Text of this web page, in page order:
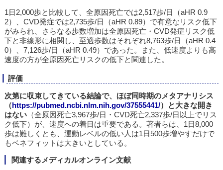
1日2,000歩と比較して、全原因死亡では2,517歩/日（aHR 0.9
2）、CVD発症では2,735歩/日（aHR 0.89）で有意なリスク低下
がみられ、さらなる歩数増加は全原因死亡・CVD発症リスク低
下と非線形に相関し、至適歩数はそれぞれ8,763歩/日（aHR 0.4
0）、7,126歩/日（aHR 0.49）であった。また、低速度よりも高
速度の方が全原因死亡リスクの低下と関連した。
評価
次第に収束してきている結論で、ほぼ同時期のメタアナリシス
（https://pubmed.ncbi.nlm.nih.gov/37555441/）と大きな開き
はない（全原因死亡3,967歩/日・CVD死亡2,337歩/日以上でリス
ク低下）が、速度への着目は重要である。著者らは、1日8,000
歩は難しくとも、運動レベルの低い人は1日500歩増やすだけで
もベネフィットは大きいとしている。
関連するメディカルオンライン文献